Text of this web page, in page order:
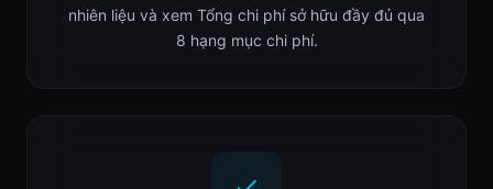
nhiên liệu và xem Tổng chi phí sở hữu đầy đủ qua
8 hạng mục chi phí.